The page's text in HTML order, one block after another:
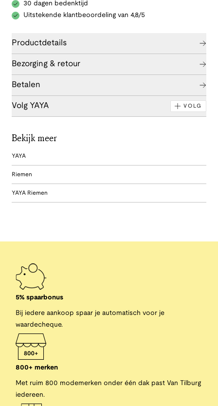
30 dagen bedenktijd
Uitstekende klantbeoordeling van 4,8/5
Productdetails
Bezorging & retour
Betalen
Volg YAYA VOLG
Bekijk meer
YAYA
Riemen
YAYA Riemen
5% spaarbonus
Bij iedere aankoop spaar je automatisch voor je
waardecheque.
800+ merken
Met ruim 800 modemerken onder één dak past Van Tilburg
iedereen.